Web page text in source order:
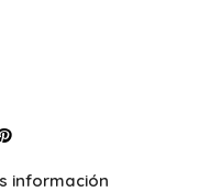
información